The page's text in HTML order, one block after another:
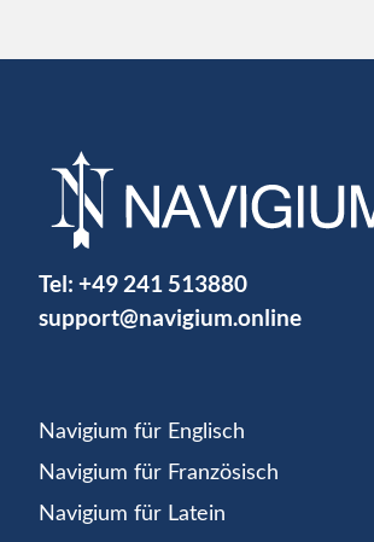
Tel: +49 241 513880
support@navigium.online
Navigium für Englisch
Navigium für Französisch
Navigium für Latein